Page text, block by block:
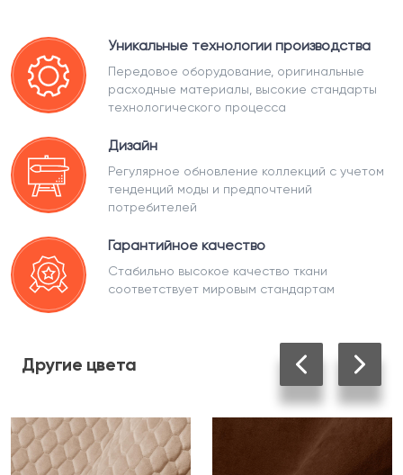
Уникальные технологии производства
Передовое оборудование, оригинальные
расходные материалы, высокие стандарты
технологического процесса
Дизайн
Регулярное обновление коллекций с учетом
тенденций моды и предпочтений
потребителей
Гарантийное качество
Стабильно высокое качество ткани
соответствует мировым стандартам
Другие цвета